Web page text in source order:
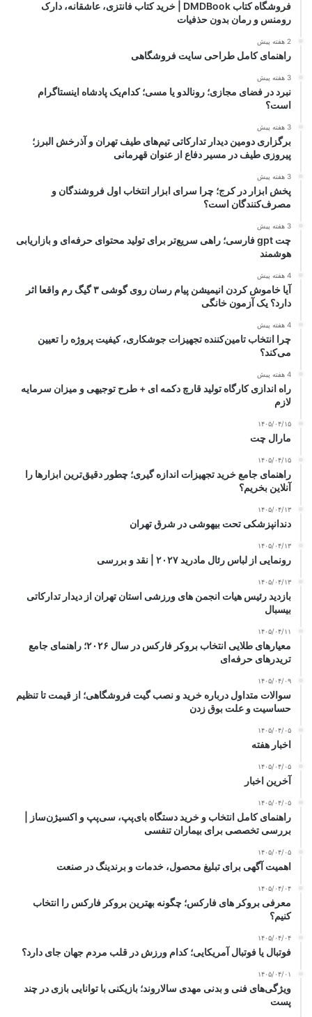
فروشگاه کتاب DMDBook | خرید کتاب فانتزی، عاشقانه، دارک
رومنس و رمان بدون حذفیات
2 هفته پیش
راهنمای کامل طراحی سایت فروشگاهی
3 هفته پیش
نبرد در فضای مجازی؛ رونالدو یا مسی؛ کدام‌یک پادشاه اینستاگرام
است؟
3 هفته پیش
برگزاری دومین دیدار تدارکاتی تیم‌های طیف تهران و آذرخش البرز؛
پیروزی طیف در مسیر دفاع از عنوان قهرمانی
3 هفته پیش
پخش ابزار در کرج؛ چرا سرای ابزار انتخاب اول فروشندگان و
مصرف‌کنندگان است؟
3 هفته پیش
چت gpt فارسی؛ راهی سریع‌تر برای تولید محتوای حرفه‌ای و بازاریابی
هوشمند
4 هفته پیش
آیا خاموش کردن انیمیشن پیام رسان روی گوشی ۳ گیگ رم واقعا اثر
دارد؟ یک آزمون خانگی
4 هفته پیش
چرا انتخاب تامین‌کننده تجهیزات جوشکاری، کیفیت پروژه را تعیین
می‌کند؟
4 هفته پیش
راه اندازی کارگاه تولید قارچ دکمه ای + طرح توجیهی و میزان سرمایه
لازم
۱۴۰۵/۰۴/۱۵
مارال چت
۱۴۰۵/۰۴/۱۵
راهنمای جامع خرید تجهیزات اندازه گیری؛ چطور دقیق‌ترین ابزارها را
آنلاین بخریم؟
۱۴۰۵/۰۴/۱۳
دندانپزشکی تحت بیهوشی در شرق تهران
۱۴۰۵/۰۴/۱۳
رونمایی از لباس رئال مادرید ۲۰۲۷ | نقد و بررسی
۱۴۰۵/۰۴/۱۳
بازدید رئیس هیات انجمن های ورزشی استان تهران از دیدار تدارکاتی
بیسبال
۱۴۰۵/۰۴/۱۱
معیارهای طلایی انتخاب بروکر فارکس در سال ۲۰۲۶؛ راهنمای جامع
تریدرهای حرفه‌ای
۱۴۰۵/۰۴/۰۹
سوالات متداول درباره خرید و نصب گیت فروشگاهی؛ از قیمت تا تنظیم
حساسیت و علت بوق زدن
۱۴۰۵/۰۴/۰۵
اخبار هفته
۱۴۰۵/۰۴/۰۵
آخرین اخبار
۱۴۰۵/۰۴/۰۵
راهنمای کامل انتخاب و خرید دستگاه بای‌پپ، سی‌پپ و اکسیژن‌ساز |
بررسی تخصصی برای بیماران تنفسی
۱۴۰۵/۰۴/۰۵
اهمیت آگهی برای تبلیغ محصول، خدمات و برندینگ در صنعت
۱۴۰۵/۰۴/۰۴
معرفی بروکر های فارکس؛ چگونه بهترین بروکر فارکس را انتخاب
کنیم؟
۱۴۰۵/۰۴/۰۴
فوتبال یا فوتبال آمریکایی؛ کدام ورزش در قلب مردم جهان جای دارد؟
۱۴۰۵/۰۴/۰۱
ویژگی‌های فنی و بدنی مهدی سالاروند؛ بازیکنی با توانایی بازی در چند
پست